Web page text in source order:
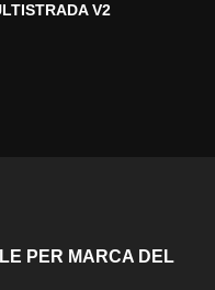
V2
PER MARCA DEL